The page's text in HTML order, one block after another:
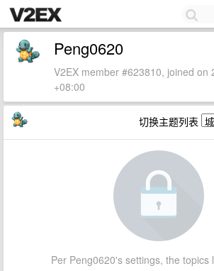
Peng0620
V2EX member #623810, joined on
+08:00
切换主题列表
Per Peng0620's settings, the topics